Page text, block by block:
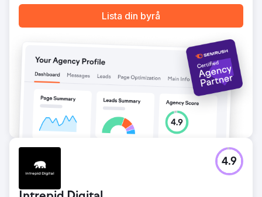
Gå till byråsida
Lista din byrå
4.9